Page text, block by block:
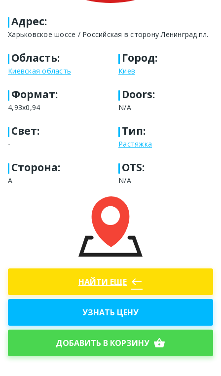
Адрес:
Харьковское шоссе / Российская в сторону Ленинград.пл.
Область:
Киевская область
Город:
Киев
Формат:
4,93x0,94
Doors:
N/A
Свет:
-
Тип:
Растяжка
Сторона:
A
OTS:
N/A
НАЙТИ ЕЩЕ west
УЗНАТЬ ЦЕНУ
ДОБАВИТЬ В КОРЗИНУ shopping_basket